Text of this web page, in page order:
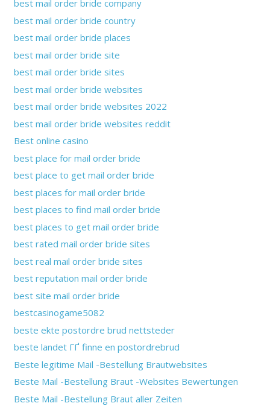
best mail order bride company
best mail order bride country
best mail order bride places
best mail order bride site
best mail order bride sites
best mail order bride websites
best mail order bride websites 2022
best mail order bride websites reddit
Best online casino
best place for mail order bride
best place to get mail order bride
best places for mail order bride
best places to find mail order bride
best places to get mail order bride
best rated mail order bride sites
best real mail order bride sites
best reputation mail order bride
best site mail order bride
bestcasinogame5082
beste ekte postordre brud nettsteder
beste landet ГҐ finne en postordrebrud
Beste legitime Mail -Bestellung Brautwebsites
Beste Mail -Bestellung Braut -Websites Bewertungen
Beste Mail -Bestellung Braut aller Zeiten